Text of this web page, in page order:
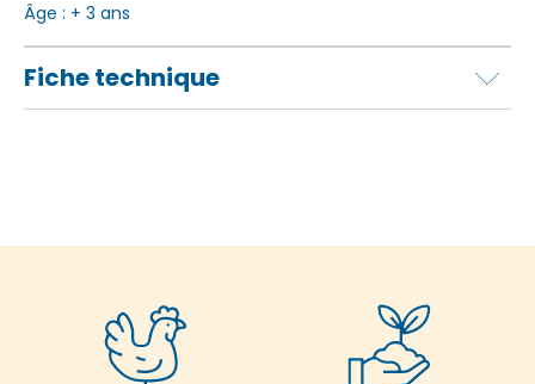
Âge : + 3 ans
Fiche technique